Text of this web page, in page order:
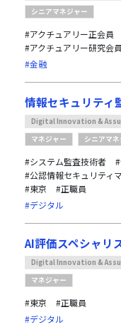
シニアマネジャー
#アクチュアリー正会員
#アクチュアリー研究会員
#金融
情報セキュリティ
Digital Innovation &
マネジャー
シニアマ
#システム監査技術者
#公認情報セキュリティ
#東京
#正職員
#デジタル
AI評価スペシャリ
Digital Innovation &
マネジャー
#東京
#正職員
#デジタル